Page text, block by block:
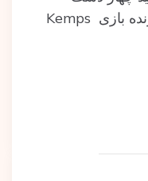
متوالی بازی را برنده شوید، برنده بازی Kemps